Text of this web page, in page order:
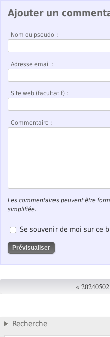
Ajouter un
Nom ou pseudo :
Adresse email :
Site web (facultatif) :
Commentaire :
Les commentaires peuvent être
simplifiée.
Se souvenir de moi sur ce
« 20240502
Recherche